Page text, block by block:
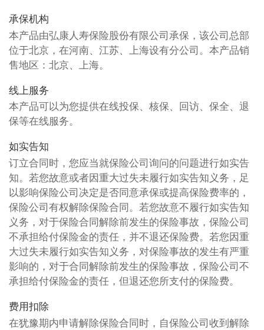
承保机构
本产品由弘康人寿保险股份有限公司承保，该公司总部
位于北京，在河南、江苏、上海设有分公司。本产品销
售地区：北京、上海。
线上服务
本产品可以为您提供在线投保、核保、回访、保全、退
保等在线服务。
如实告知
订立合同时，您应当就保险公司询问的问题进行如实告
知。若您故意或者因重大过失未履行如实告知义务，足
以影响保险公司决定是否同意承保或提高保险费率的，
保险公司有权解除保险合同。若您故意不履行如实告知
义务，对于保险合同解除前发生的保险事故，保险公司
不承担给付保险金的责任，并不退还保险费。若您因重
大过失未履行如实告知义务，对保险事故的发生有严重
影响的，对于合同解除前发生的保险事故，保险公司不
承担给付保险金的责任，但退还您所支付的保险费。
费用扣除
在犹豫期内申请解除保险合同时，自保险公司收到解除